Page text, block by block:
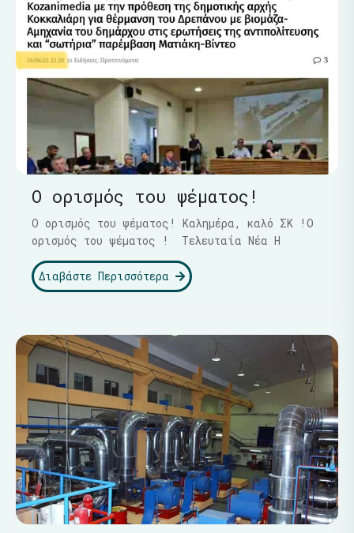
Ο ορισμός του ψέματος!
Ο ορισμός του ψέματος! Καλημέρα, καλό ΣΚ !Ο
ορισμός του ψέματος ! Τελευταία Νέα Η
Διαβάστε Περισσότερα